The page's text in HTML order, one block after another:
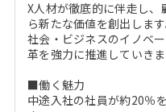
X人材が徹底的に伴走し
ら新たな価値を創出しま
社会・ビジネスのイノベ
革を強力に推進していきま
■働く魅力
中途入社の社員が約20％